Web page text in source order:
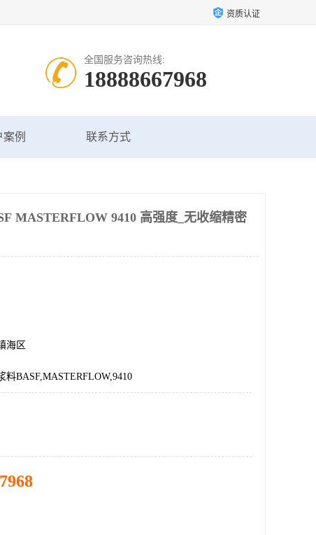
资质认证
全国服务咨询热线:
18888667968
案例 联系方式
MASTERFLOW 9410 高强度_无收缩精密
海区
料BASF,MASTERFLOW,9410